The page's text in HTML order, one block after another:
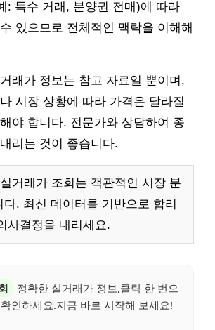
: 특수 거래, 분양권 전매)에 따라
있으므로 전체적인 맥락을 이해해
래가 정보는 참고 자료일 뿐이며,
시장 상황에 따라 가격은 달라질
야 합니다. 전문가와 상담하여 종
리는 것이 좋습니다.
거래가 조회는 객관적인 시장 분
다. 최신 데이터를 기반으로 합리
사결정을 내리세요.
정확한 실거래가 정보,클릭 한 번으
인하세요.지금 바로 시작해 보세요!